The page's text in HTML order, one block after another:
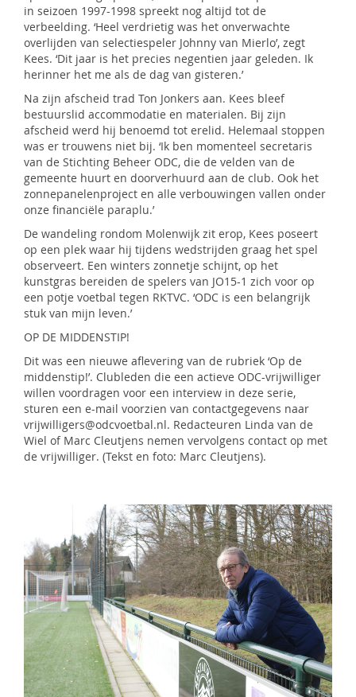
in seizoen 1997-1998 spreekt nog altijd tot de
verbeelding. ‘Heel verdrietig was het onverwachte
overlijden van selectiespeler Johnny van Mierlo’, zegt
Kees. ‘Dit jaar is het precies negentien jaar geleden. Ik
herinner het me als de dag van gisteren.’
Na zijn afscheid trad Ton Jonkers aan. Kees bleef
bestuurslid accommodatie en materialen. Bij zijn
afscheid werd hij benoemd tot erelid. Helemaal stoppen
was er trouwens niet bij. ‘Ik ben momenteel secretaris
van de Stichting Beheer ODC, die de velden van de
gemeente huurt en doorverhuurd aan de club. Ook het
zonnepanelenproject en alle verbouwingen vallen onder
onze financiële paraplu.’
De wandeling rondom Molenwijk zit erop, Kees poseert
op een plek waar hij tijdens wedstrijden graag het spel
observeert. Een winters zonnetje schijnt, op het
kunstgras bereiden de spelers van JO15-1 zich voor op
een potje voetbal tegen RKTVC. ‘ODC is een belangrijk
stuk van mijn leven.’
OP DE MIDDENSTIP!
Dit was een nieuwe aflevering van de rubriek ‘Op de
middenstip!’. Clubleden die een actieve ODC-vrijwilliger
willen voordragen voor een interview in deze serie,
sturen een e-mail voorzien van contactgegevens naar
vrijwilligers@odcvoetbal.nl. Redacteuren Linda van de
Wiel of Marc Cleutjens nemen vervolgens contact op met
de vrijwilliger. (Tekst en foto: Marc Cleutjens).